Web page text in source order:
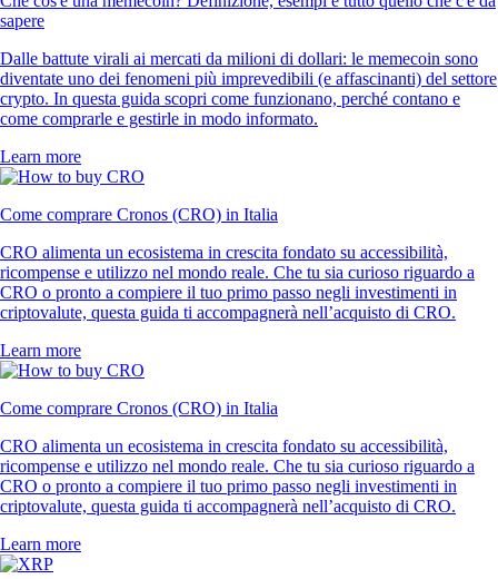
sapere
Dalle battute virali ai mercati da milioni di dollari: le memecoin sono
diventate uno dei fenomeni più imprevedibili (e affascinanti) del settore
crypto. In questa guida scopri come funzionano, perché contano e
come comprarle e gestirle in modo informato.
Learn more
Come comprare Cronos (CRO) in Italia
CRO alimenta un ecosistema in crescita fondato su accessibilità,
ricompense e utilizzo nel mondo reale. Che tu sia curioso riguardo a
CRO o pronto a compiere il tuo primo passo negli investimenti in
criptovalute, questa guida ti accompagnerà nell’acquisto di CRO.
Learn more
Come comprare Cronos (CRO) in Italia
CRO alimenta un ecosistema in crescita fondato su accessibilità,
ricompense e utilizzo nel mondo reale. Che tu sia curioso riguardo a
CRO o pronto a compiere il tuo primo passo negli investimenti in
criptovalute, questa guida ti accompagnerà nell’acquisto di CRO.
Learn more